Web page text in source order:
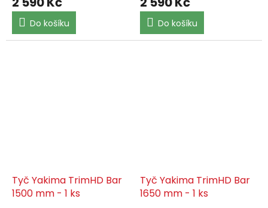
Do košíku Do košíku
Tyč Yakima TrimHD Bar
1500 mm - 1 ks
Tyč Yakima TrimHD Bar
1650 mm - 1 ks